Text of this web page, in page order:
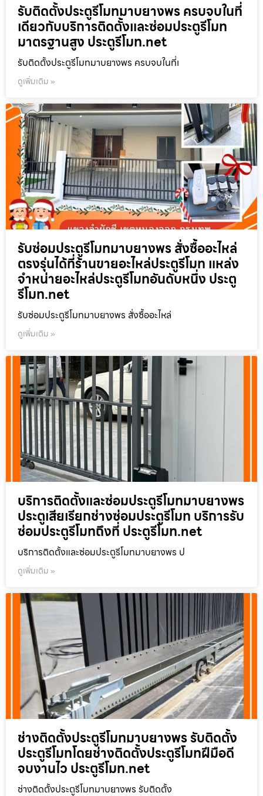
รับติดตั้งประตูรีโมทมาบยางพร ครบจบในที่
เดียวกับบริการติดตั้งและซ่อมประตูรีโมท
มาตรฐานสูง ประตูรีโมท.net
รับติดตั้งประตูรีโมทมาบยางพร ครบจบในที่เ
ดูเพิ่มเติม »
รับซ่อมประตูรีโมทมาบยางพร สั่งซื้ออะไหล่
ตรงรุ่นได้ที่ร้านขายอะไหล่ประตูรีโมท แหล่ง
จำหน่ายอะไหล่ประตูรีโมทอันดับหนึ่ง ประตู
รีโมท.net
รับซ่อมประตูรีโมทมาบยางพร สั่งซื้ออะไหล่
ดูเพิ่มเติม »
บริการติดตั้งและซ่อมประตูรีโมทมาบยางพร
ประตูเสียเรียกช่างซ่อมประตูรีโมท บริการรับ
ซ่อมประตูรีโมทถึงที่ ประตูรีโมท.net
บริการติดตั้งและซ่อมประตูรีโมทมาบยางพร ป
ดูเพิ่มเติม »
ช่างติดตั้งประตูรีโมทมาบยางพร รับติดตั้ง
ประตูรีโมทโดยช่างติดตั้งประตูรีโมทฝีมือดี
จบงานไว ประตูรีโมท.net
ช่างติดตั้งประตูรีโมทมาบยางพร รับติดตั้ง